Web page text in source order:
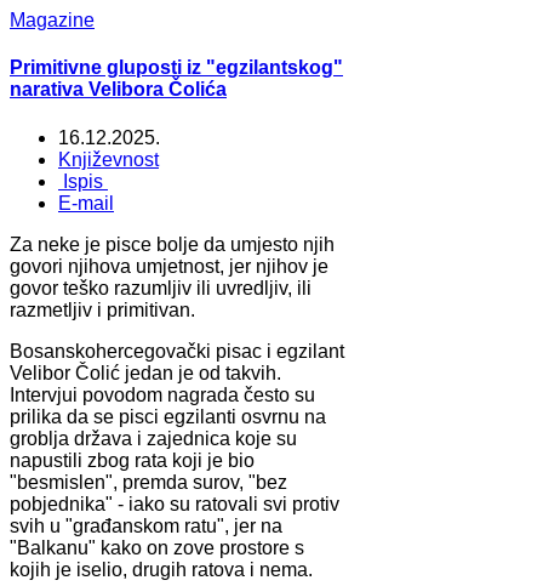
Magazine
Primitivne gluposti iz "egzilantskog"
narativa Velibora Čolića
16.12.2025.
Književnost
Ispis
E-mail
Za neke je pisce bolje da umjesto njih
govori njihova umjetnost, jer njihov je
govor teško razumljiv ili uvredljiv, ili
razmetljiv i primitivan.
Bosanskohercegovački pisac i egzilant
Velibor Čolić jedan je od takvih.
Intervjui povodom nagrada često su
prilika da se pisci egzilanti osvrnu na
groblja država i zajednica koje su
napustili zbog rata koji je bio
"besmislen", premda surov, "bez
pobjednika" - iako su ratovali svi protiv
svih u "građanskom ratu", jer na
"Balkanu" kako on zove prostore s
kojih je iselio, drugih ratova i nema.